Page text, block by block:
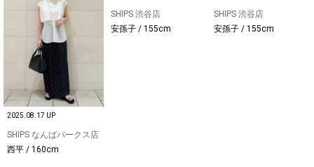
2025.08.17 UP
SHIPS なんばパークス店
西平 / 160cm
SHIPS 渋谷店
安孫子 / 155cm
SHIPS 渋谷店
安孫子 / 155cm